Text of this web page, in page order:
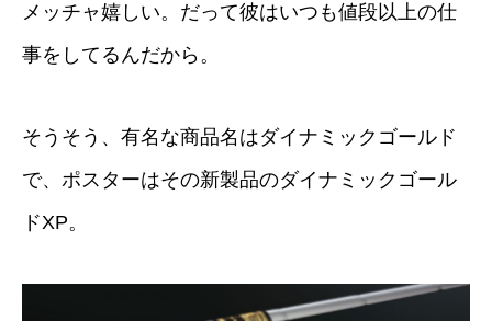
メッチャ嬉しい。だって彼はいつも値段以上の仕
事をしてるんだから。
そうそう、有名な商品名はダイナミックゴールド
で、ポスターはその新製品のダイナミックゴール
ドXP。